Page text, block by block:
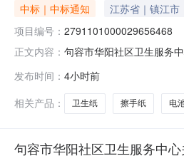
中标｜中标通知 江苏省｜镇江市
项目编号： 2791101000029656468
正文内容： 句容市华阳社区卫生服务
码:321183项目所在行政
发布时间： 4小时前
相关产品：
卫生纸 擦手纸 电
句容市华阳社区卫生服务中